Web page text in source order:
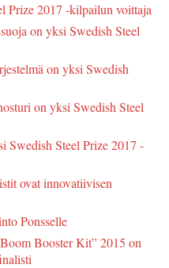
Prize 2017 -kilpailun voittaja
on yksi Swedish Steel
on yksi Swedish
on yksi Swedish Steel
Swedish Steel Prize 2017 -
ovat innovatiivisen
Ponsselle
Booster Kit” 2015 on